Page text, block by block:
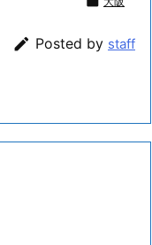
 Posted by staff